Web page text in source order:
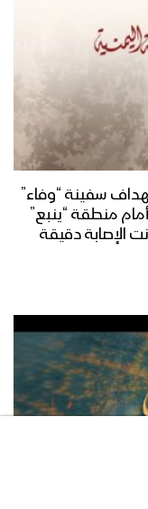
سفينة “وفاء”
منطقة “ينبع”
الإصابة دقيقة